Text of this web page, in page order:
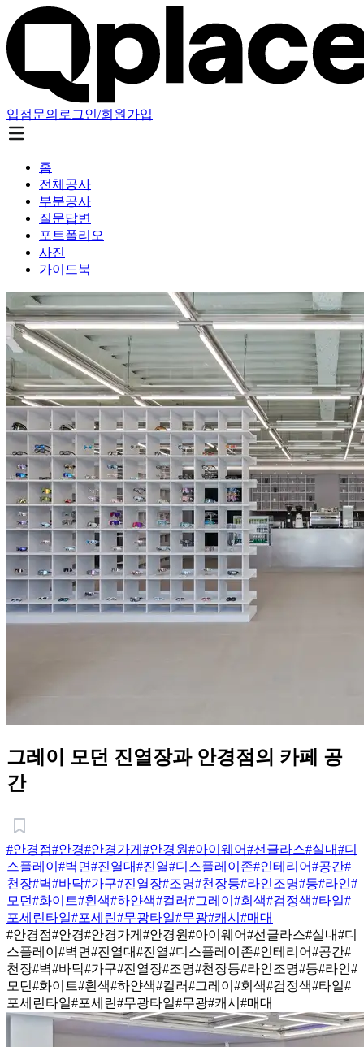
입점문의 로그인/회원가입
홈
전체공사
부분공사
질문답변
포트폴리오
사진
가이드북
그레이 모던 진열장과 안경점의 카페 공
간
#안경점#안경#안경가게 #안경원#아이웨어#선글라스#실내#디
스플레이 #벽면#진열대#진열#디스플레이존#인테리어#공간#
천장#벽#바닥#가구#진열장#조명#천장등#라인조명#등#라인#
모던#화이트#흰색#하얀색#컬러#그레이 #회색#검정색#타일#
포세린타일#포세린#무광타일#무광#캐시 #매대
#안경점#안경#안경가게 #안경원#아이웨어#선글라스#실내#디
스플레이 #벽면#진열대#진열#디스플레이존#인테리어#공간#
천장#벽#바닥#가구#진열장#조명#천장등#라인조명#등#라인#
모던#화이트#흰색#하얀색#컬러#그레이 #회색#검정색#타일#
포세린타일#포세린#무광타일#무광#캐시 #매대